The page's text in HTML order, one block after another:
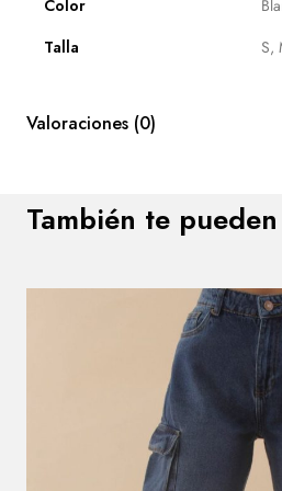
Color
Talla
S,
Valoraciones (0)
También te